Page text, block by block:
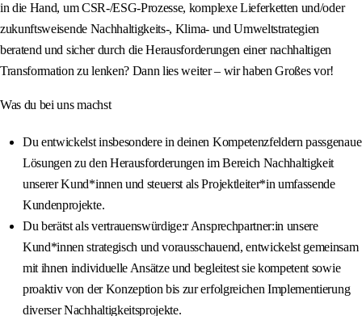
in die Hand, um CSR-/ESG-Prozesse, komplexe Lieferketten und/oder
zukunftsweisende Nachhaltigkeits-, Klima- und Umweltstrategien
beratend und sicher durch die Herausforderungen einer nachhaltigen
Transformation zu lenken? Dann lies weiter – wir haben Großes vor!
Was du bei uns machst
Du entwickelst insbesondere in deinen Kompetenzfeldern passgenaue
Lösungen zu den Herausforderungen im Bereich Nachhaltigkeit
unserer Kund*innen und steuerst als Projektleiter*in umfassende
Kundenprojekte.
Du berätst als vertrauenswürdige:r Ansprechpartner:in unsere
Kund*innen strategisch und vorausschauend, entwickelst gemeinsam
mit ihnen individuelle Ansätze und begleitest sie kompetent sowie
proaktiv von der Konzeption bis zur erfolgreichen Implementierung
diverser Nachhaltigkeitsprojekte.